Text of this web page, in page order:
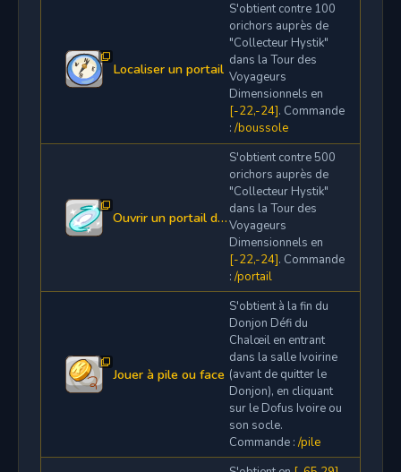
Localiser un portail
S'obtient contre 100
orichors auprès de
"Collecteur Hystik"
dans la Tour des
Voyageurs
Dimensionnels en
[-22,-24]. Commande
: /boussole
Ouvrir un portail de poche
S'obtient contre 500
orichors auprès de
"Collecteur Hystik"
dans la Tour des
Voyageurs
Dimensionnels en
[-22,-24]. Commande
: /portail
Jouer à pile ou face
S'obtient à la fin du
Donjon Défi du
Chalœil en entrant
dans la salle Ivoirine
(avant de quitter le
Donjon), en cliquant
sur le Dofus Ivoire ou
son socle.
Commande : /pile